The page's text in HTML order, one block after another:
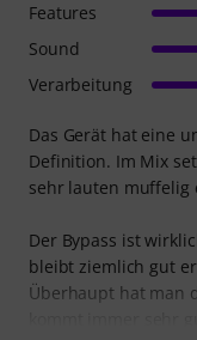
Das Gerät hat eine
Definition. Im Mix
sehr lauten muffelig
Der Bypass ist
bleibt ziemlich gut
Überhaupt hat man
Features
Sound
Verarbeitung